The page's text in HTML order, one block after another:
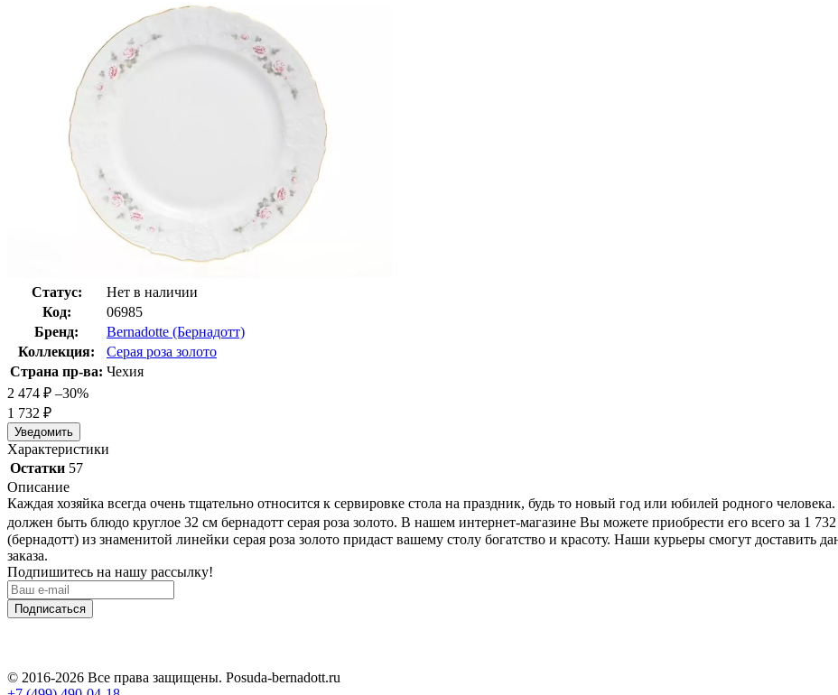
Статус:
Нет в наличии
Код:
06985
Бренд:
Bernadotte (Бернадотт)
Коллекция:
Серая роза золото
Страна пр-ва: Чехия
2 474 ₽ –30%
1 732 ₽
Уведомить
Характеристики
Остатки 57
Описание
Каждая хозяйка всегда очень тщательно относится к сервировке стола на праздник, будь то новый год или юбилей родного
должен быть блюдо круглое 32 см бернадотт серая роза золото. В нашем интернет-магазине Вы можете приобрести его всего за 1 732
(бернадотт) из знаменитой линейки серая роза золото придаст вашему столу богатство и красоту. Наши курьеры смогут
заказа.
Подпишитесь на нашу рассылку!
Подписаться
© 2016-2026 Все права защищены. Posuda-bernadott.ru